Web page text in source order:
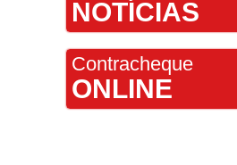
NOTÍCIAS
Contracheque
ONLINE